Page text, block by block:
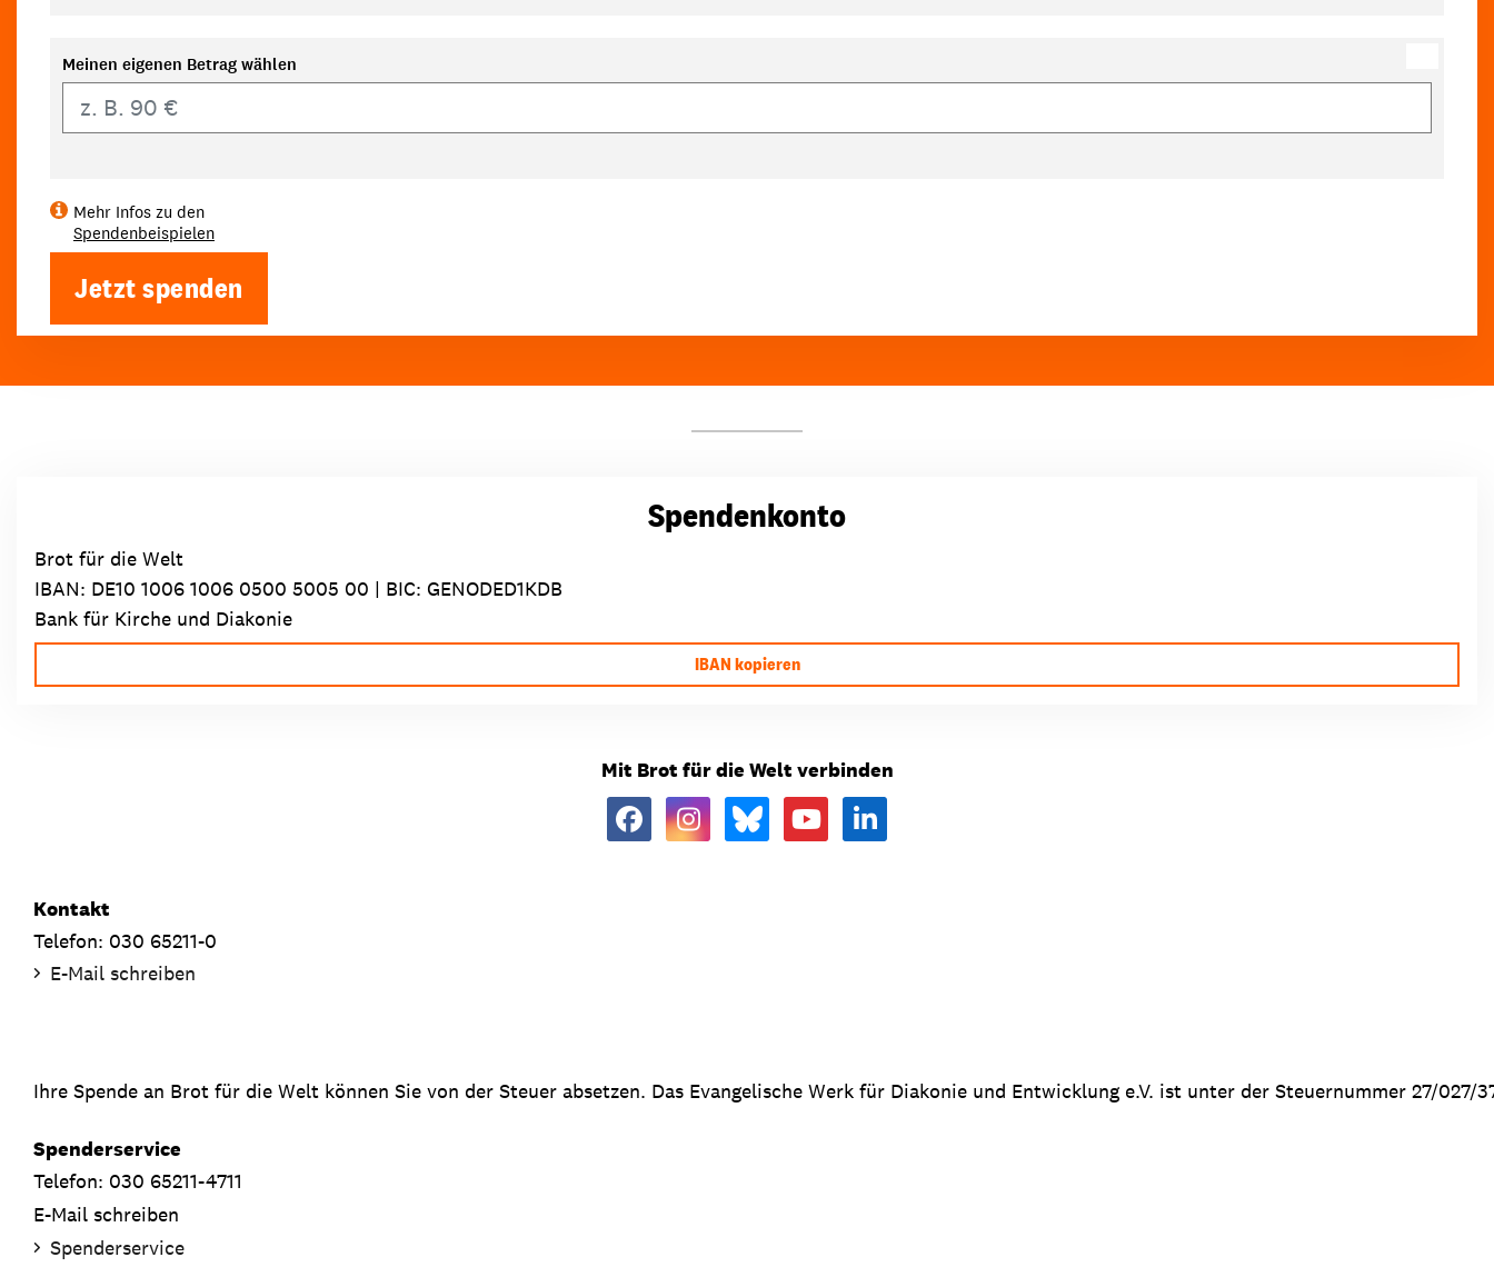
Meinen eigenen Betrag wählen
Mehr Infos zu den
Spendenbeispielen
Jetzt spenden
Spendenkonto
Brot für die Welt
IBAN: DE10 1006 1006 0500 5005 00 | BIC: GENODED1KDB
Bank für Kirche und Diakonie
IBAN kopieren
Mit Brot für die Welt verbinden
Kontakt
Telefon: 030 65211-0
E-Mail schreiben
Ihre Spende an Brot für die Welt können Sie von der Steuer absetzen. Das Evangelische Werk für Diakonie und Entwicklung e.V. ist unter der Steuernummer 27/
Spenderservice
Telefon: 030 65211-4711
E-Mail schreiben
Spenderservice